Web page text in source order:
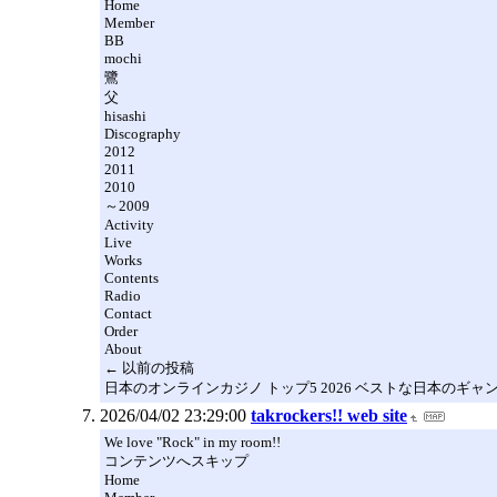
Home
Member
BB
mochi
鷺
父
hisashi
Discography
2012
2011
2010
～2009
Activity
Live
Works
Contents
Radio
Contact
Order
About
← 以前の投稿
日本のオンラインカジノ トップ5 2026 ベストな日本のギャ
2026/04/02 23:29:00 takrockers!! web site
We love "Rock" in my room!!
コンテンツへスキップ
Home